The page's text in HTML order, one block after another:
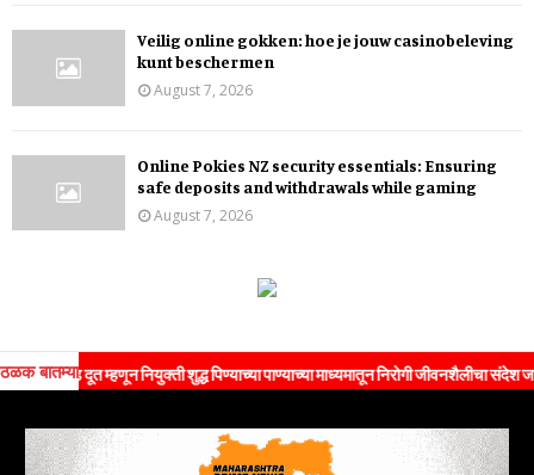
Veilig online gokken: hoe je jouw casinobeleving
kunt beschermen
August 7, 2026
Online Pokies NZ security essentials: Ensuring
safe deposits and withdrawals while gaming
August 7, 2026
ठळक बातम्या
म्हणून नियुक्ती शुद्ध पिण्याच्या पाण्याच्या माध्यमातून निरोगी जीवनशैलीचा संदेश जनतेपर्यंत